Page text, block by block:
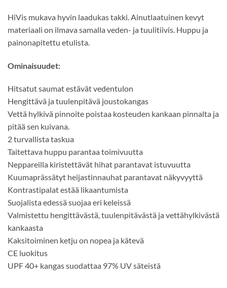
HiVis mukava hyvin laadukas takki. Ainutlaatuinen kevyt
materiaali on ilmava samalla veden- ja tuulitiivis. Huppu ja
painonapitettu etulista.
Ominaisuudet:
Hitsatut saumat estävät vedentulon
Hengittävä ja tuulenpitävä joustokangas
Vettä hylkivä pinnoite poistaa kosteuden kankaan pinnalta ja
pitää sen kuivana.
2 turvallista taskua
Taitettava huppu parantaa toimivuutta
Neppareilla kiristettävät hihat parantavat istuvuutta
Kuumaprässätyt heijastinnauhat parantavat näkyvyyttä
Kontrastipalat estää likaantumista
Suojalista edessä suojaa eri keleissä
Valmistettu hengittävästä, tuulenpitävästä ja vettähylkivästä
kankaasta
Kaksitoiminen ketju on nopea ja kätevä
CE luokitus
UPF 40+ kangas suodattaa 97% UV säteistä